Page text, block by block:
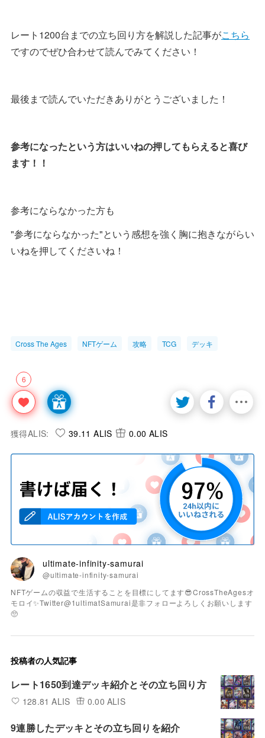
レート1200台までの立ち回り方を解説した記事がこちら
ですのでぜひ合わせて読んでみてください！
最後まで読んでいただきありがとうございました！
参考になったという方はいいねの押してもらえると喜び
ます！！
参考にならなかった方も
"参考にならなかった"という感想を強く胸に抱きながらい
いねを押してくださいね！
Cross The Ages NFTゲーム 攻略 TCG デッキ
6
獲得ALIS: 39.11 ALIS 0.00 ALIS
ultimate-infinity-samurai
@ultimate-infinity-samurai
NFTゲームの収益で生活することを目標にしてます😎CrossTheAgesオ
モロイ✨Twitter@1ultimatSamurai是非フォローよろしくお願いします
🥺
投稿者の人気記事
レート1650到達デッキ紹介とその立ち回り方
128.81 ALIS 0.00 ALIS
9連勝したデッキとその立ち回りを紹介